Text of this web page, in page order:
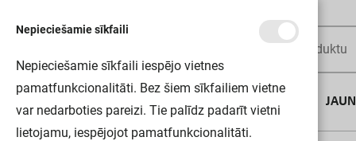
Nepieciešamie sīkfaili
Nepieciešamie sīkfaili iespējo vietnes
pamatfunkcionalitāti. Bez šiem sīkfailiem vietne
var nedarboties pareizi. Tie palīdz padarīt vietni
lietojamu, iespējojot pamatfunkcionalitāti.